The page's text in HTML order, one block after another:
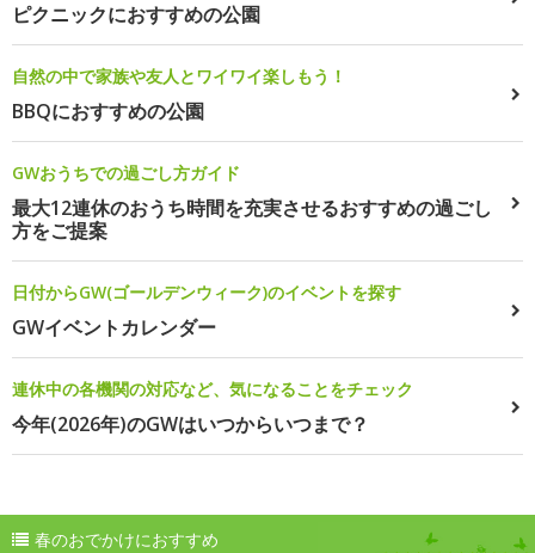
ピクニックにおすすめの公園
自然の中で家族や友人とワイワイ楽しもう！
BBQにおすすめの公園
GWおうちでの過ごし方ガイド
最大12連休のおうち時間を充実させるおすすめの過ごし
方をご提案
日付からGW(ゴールデンウィーク)のイベントを探す
GWイベントカレンダー
連休中の各機関の対応など、気になることをチェック
今年(2026年)のGWはいつからいつまで？
春のおでかけにおすすめ